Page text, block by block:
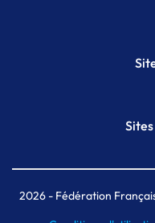
2026- Fédération